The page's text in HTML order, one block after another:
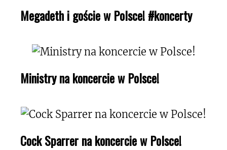
Megadeth i goście w Polsce! #koncerty
Ministry na koncercie w Polsce!
Cock Sparrer na koncercie w Polsce!